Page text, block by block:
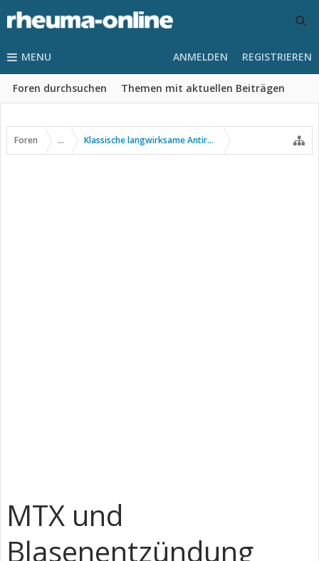
MENU
Foren durchsuchen Themen mit aktuellen Beiträgen
ANMELDEN REGISTRIEREN
Foren ... Klassische langwirksame Antirheumatika
MTX und
Blasenentzündung